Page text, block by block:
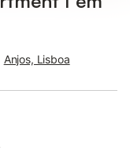
Anjos, Lisboa